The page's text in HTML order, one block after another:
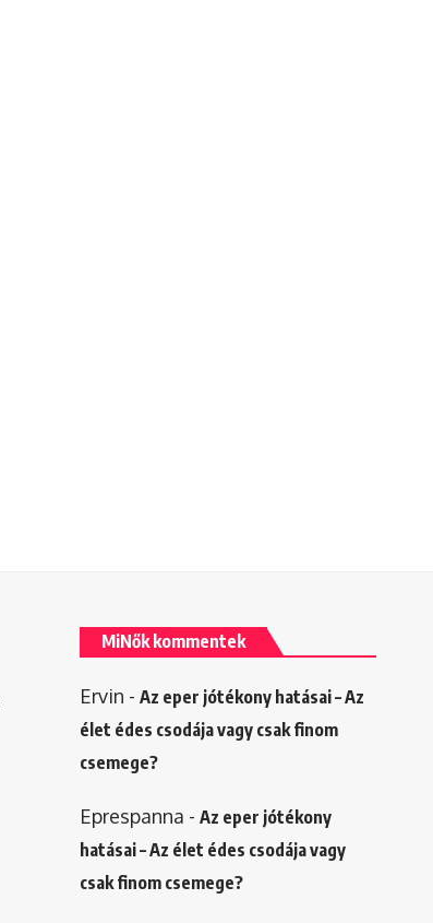
MiNők kommentek
Ervin - Az eper jótékony hatásai – Az
élet édes csodája vagy csak finom
csemege?
Eprespanna - Az eper jótékony
hatásai – Az élet édes csodája vagy
csak finom csemege?